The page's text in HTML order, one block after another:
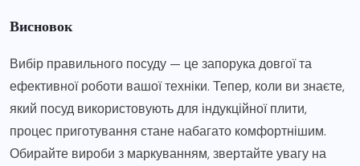
Висновок
Вибір правильного посуду — це запорука довгої та
ефективної роботи вашої техніки. Тепер, коли ви знаєте,
який посуд використовують для індукційної плити,
процес приготування стане набагато комфортнішим.
Обирайте вироби з маркуванням, звертайте увагу на